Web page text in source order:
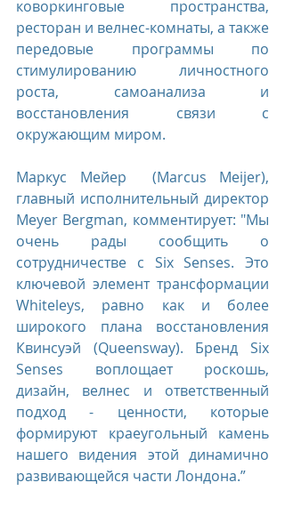
коворкинговые пространства,
ресторан и велнес-комнаты, а также
передовые программы по
стимулированию личностного
роста, самоанализа и
восстановления связи с
окружающим миром.
Маркус Мейер  (Marcus Meijer),
главный исполнительный директор
Meyer Bergman, комментирует: "Мы
очень рады сообщить о
сотрудничестве с Six Senses. Это
ключевой элемент трансформации
Whiteleys, равно как и более
широкого плана восстановления
Квинсуэй (Queensway). Бренд Six
Senses воплощает роскошь,
дизайн, велнес и ответственный
подход - ценности, которые
формируют краеугольный камень
нашего видения этой динамично
развивающейся части Лондона.”